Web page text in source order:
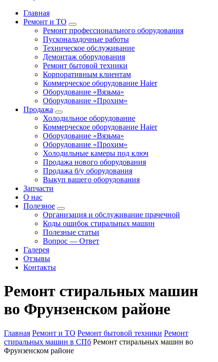
Главная
Ремонт и ТО
Ремонт профессионального оборудования
Пусконаладочные работы
Техническое обслуживание
Демонтаж оборудования
Ремонт бытовой техники
Корпоративным клиентам
Коммерческое оборудование Haier
Оборудование «Вязьма»
Оборудование «Прохим»
Продажа
Холодильное оборудование
Коммерческое оборудование Haier
Оборудование «Вязьма»
Оборудование «Прохим»
Холодильные камеры под ключ
Продажа нового оборудования
Продажа б/у оборудования
Выкуп вашего оборудования
Запчасти
О нас
Полезное
Организация и обслуживание прачечной
Коды ошибок стиральных машин
Полезные статьи
Вопрос — Ответ
Галерея
Отзывы
Контакты
Ремонт стиральных машин
во Фрунзенском районе
Главная Ремонт и ТО Ремонт бытовой техники Ремонт
стиральных машин в СПб Ремонт стиральных машин во
Фрунзенском районе